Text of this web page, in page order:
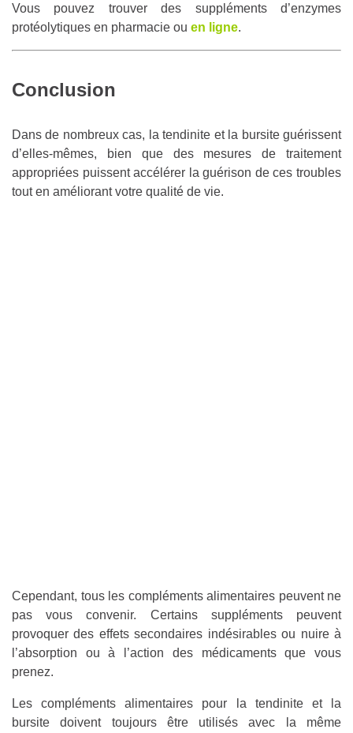
Vous pouvez trouver des suppléments d’enzymes
protéolytiques en pharmacie ou en ligne.
Conclusion
Dans de nombreux cas, la tendinite et la bursite guérissent
d’elles-mêmes, bien que des mesures de traitement
appropriées puissent accélérer la guérison de ces troubles
tout en améliorant votre qualité de vie.
Cependant, tous les compléments alimentaires peuvent ne
pas vous convenir. Certains suppléments peuvent
provoquer des effets secondaires indésirables ou nuire à
l’absorption ou à l’action des médicaments que vous
prenez.
Les compléments alimentaires pour la tendinite et la
bursite doivent toujours être utilisés avec la même